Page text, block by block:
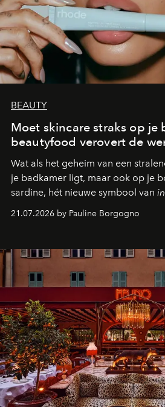
BEAUTY
Moet skincare straks op
beautyfood verovert de
Wat als het geheim van een
je badkamer ligt, maar ook op je
sardine, hét nieuwe symbool van
21.07.2026 by Pauline Borgogno